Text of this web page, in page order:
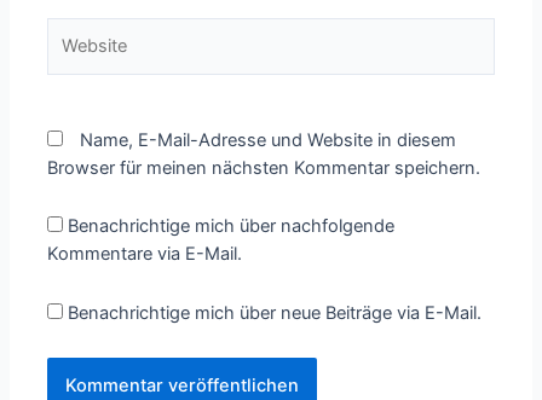
Name, E-Mail-Adresse und Website in diesem
Browser für meinen nächsten Kommentar speichern.
Benachrichtige mich über nachfolgende
Kommentare via E-Mail.
Benachrichtige mich über neue Beiträge via E-Mail.